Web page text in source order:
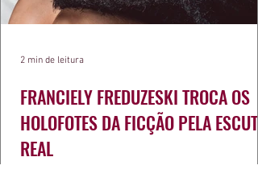
FRANCIELY FREDUZESKI TROCA OS
HOLOFOTES DA FICÇÃO PELA ESCUTA
REAL
2 min de leitura